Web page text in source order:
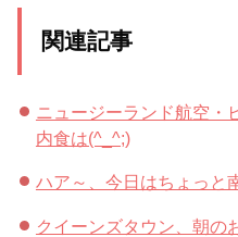
関連記事
ニュージーランド航空・
内食は(^_^;)
ハア～、今日はちょっと
クイーンズタウン、朝の